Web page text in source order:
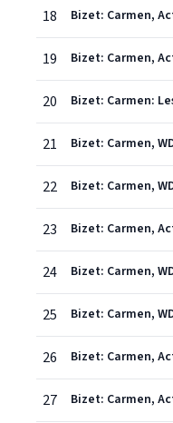
18
19
20
21
22
23 Bizet: Carmen,
24
25
26 Bizet: Carmen,
27